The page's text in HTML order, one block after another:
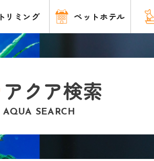
トリミング ペットホテル
アクア検索
AQUA SEARCH